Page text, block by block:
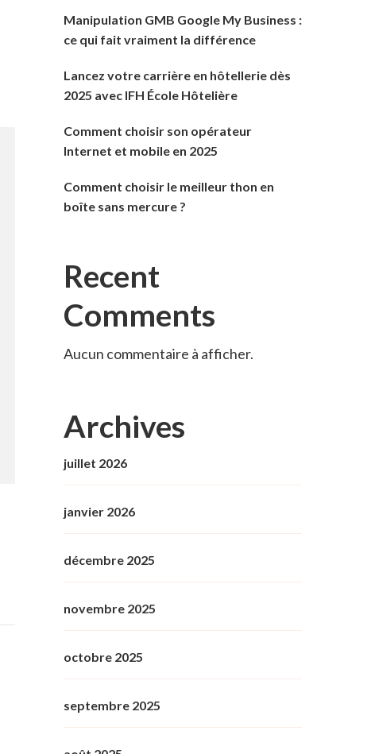
Manipulation GMB Google My Business :
ce qui fait vraiment la différence
Lancez votre carrière en hôtellerie dès
2025 avec IFH École Hôtelière
Comment choisir son opérateur
Internet et mobile en 2025
Comment choisir le meilleur thon en
boîte sans mercure ?
Recent
Comments
Aucun commentaire à afficher.
Archives
juillet 2026
janvier 2026
décembre 2025
novembre 2025
octobre 2025
septembre 2025